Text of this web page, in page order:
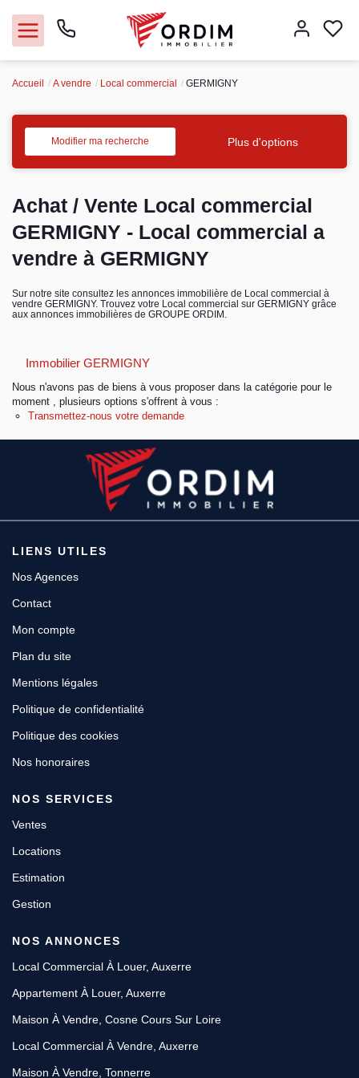
Acheter
Vendre
Immobilier pro
Faire gérer
Syndic
Espace client
Accueil A vendre Local commercial GERMIGNY
Modifier ma recherche Plus d'options
Achat / Vente Local commercial
GERMIGNY - Local commercial a
vendre à GERMIGNY
Sur notre site consultez les annonces immobilière de Local commercial à
vendre GERMIGNY. Trouvez votre Local commercial sur GERMIGNY grâce
aux annonces immobilières de GROUPE ORDIM.
Immobilier GERMIGNY
Nous n'avons pas de biens à vous proposer dans la catégorie pour le
moment , plusieurs options s'offrent à vous :
Transmettez-nous votre demande
LIENS UTILES
Nos Agences
Contact
Mon compte
Plan du site
Mentions légales
Politique de confidentialité
Politique des cookies
Nos honoraires
NOS SERVICES
Ventes
Locations
Estimation
Gestion
NOS ANNONCES
Local Commercial À Louer, Auxerre
Appartement À Louer, Auxerre
Maison À Vendre, Cosne Cours Sur Loire
Local Commercial À Vendre, Auxerre
Maison À Vendre, Tonnerre